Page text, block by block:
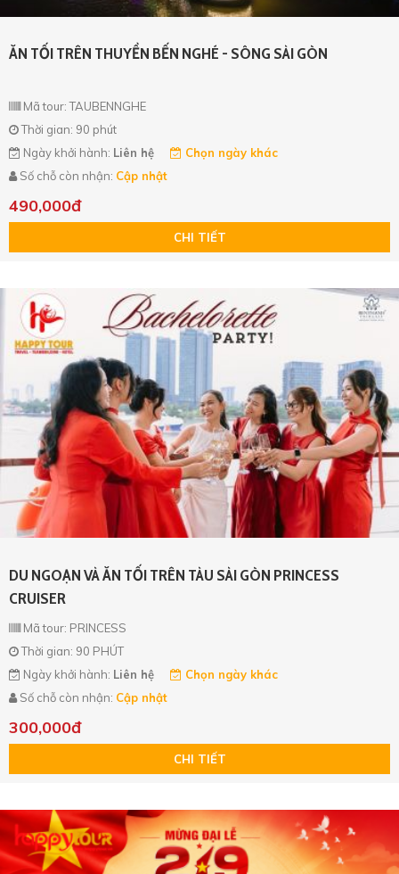
ĂN TỐI TRÊN THUYỀN BẾN NGHÉ - SÔNG SÀI GÒN
Mã tour: TAUBENNGHE
Thời gian: 90 phút
Ngày khởi hành: Liên hệ
Chọn ngày khác
Số chỗ còn nhận: Cập nhật
490,000đ
CHI TIẾT
DU NGOẠN VÀ ĂN TỐI TRÊN TÀU SÀI GÒN PRINCESS
CRUISER
Mã tour: PRINCESS
Thời gian: 90 PHÚT
Ngày khởi hành: Liên hệ
Chọn ngày khác
Số chỗ còn nhận: Cập nhật
300,000đ
CHI TIẾT